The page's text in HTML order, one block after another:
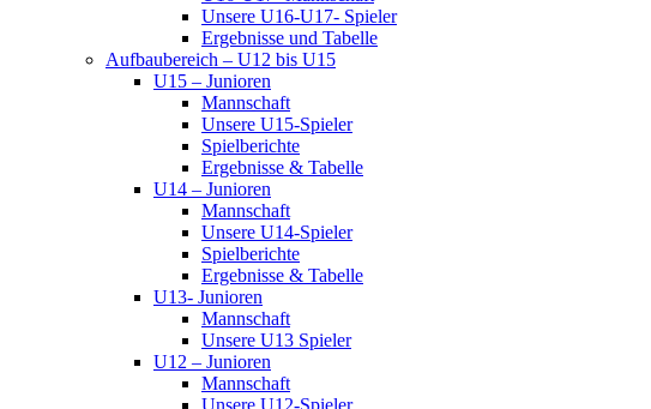
Unsere U16-U17- Spieler
Ergebnisse und Tabelle
Aufbaubereich – U12 bis U15
U15 – Junioren
Mannschaft
Unsere U15-Spieler
Spielberichte
Ergebnisse & Tabelle
U14 – Junioren
Mannschaft
Unsere U14-Spieler
Spielberichte
Ergebnisse & Tabelle
U13- Junioren
Mannschaft
Unsere U13 Spieler
U12 – Junioren
Mannschaft
Unsere U12-Spieler